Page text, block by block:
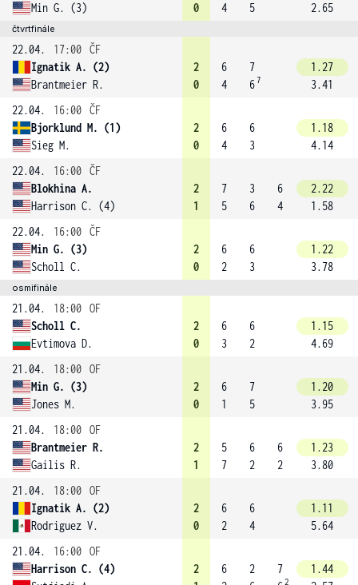
Min G. (3)
0
4
5
2.65
čtvrtfinále
22.04. 17:00 ČF
Ignatik A. (2)
Brantmeier R.
2
0
6
4
7
67
1.27
3.41
22.04.
16:00 ČF
Bjorklund M. (1)
Sieg M.
2
0
6
4
6
3
1.18
4.14
22.04.
16:00 ČF
Blokhina A.
Harrison C. (4)
2
1
7
5
3
6
6
4
2.22
1.58
22.04.
16:00 ČF
Min G. (3)
Scholl C.
2
0
6
2
6
3
1.22
3.78
osmifinále
21.04. 18:00 OF
Scholl C.
Evtimova D.
2
0
6
3
6
2
1.15
4.69
21.04.
18:00 OF
Min G. (3)
Jones M.
2
0
6
1
7
5
1.20
3.95
21.04.
18:00 OF
Brantmeier R.
Gailis R.
2
1
5
7
6
2
6
2
1.23
3.80
21.04.
18:00 OF
Ignatik A. (2)
Rodriguez V.
2
0
6
2
6
4
1.11
5.64
21.04.
16:00 OF
Harrison C. (4)
2
6
2
7
2
1.44